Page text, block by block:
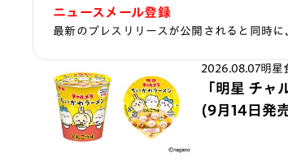
ニュースメール登録
最新のプレスリリースが公開されると同時
2026.08.07明星
「明星 チャ
(9月14日発